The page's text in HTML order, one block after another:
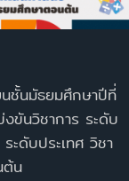
ชั้นมัธยมศึกษาปีที่
ขันวิชาการ ระดับ
ะดับประเทศ วิชา
น